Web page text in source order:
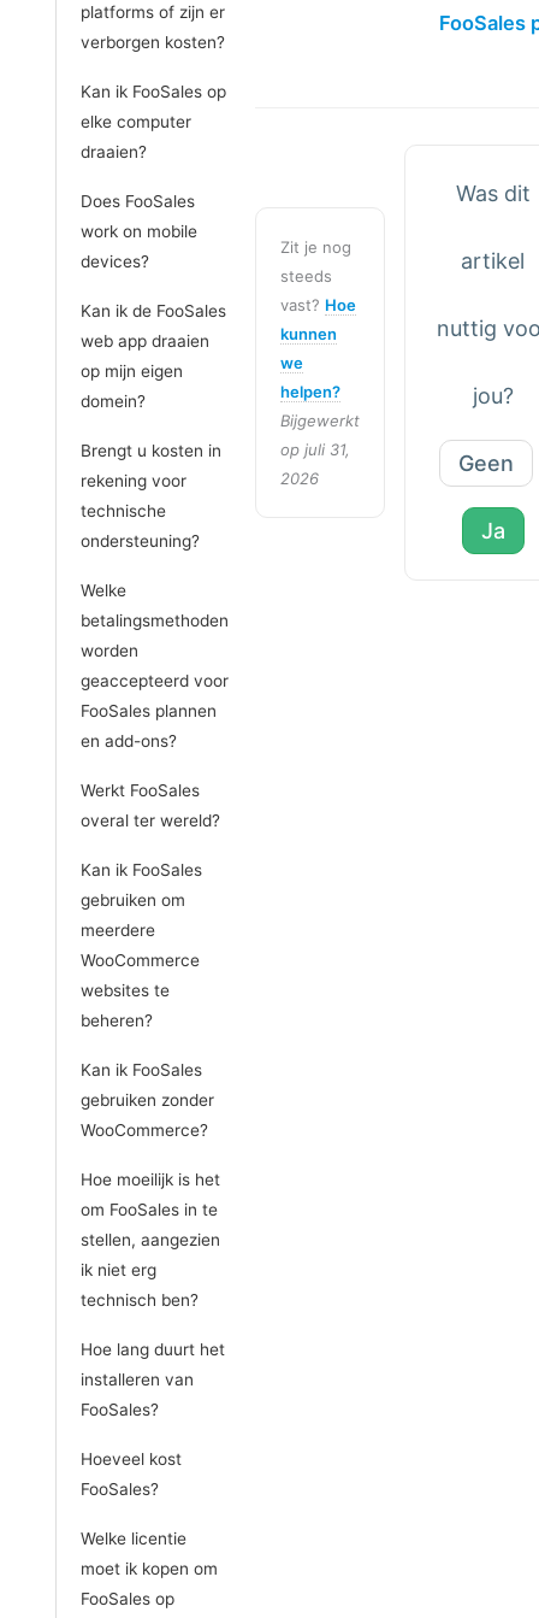
platforms of zijn er
verborgen kosten?
Kan ik FooSales op
elke computer
draaien?
Does FooSales
work on mobile
devices?
Kan ik de FooSales
web app draaien
op mijn eigen
domein?
Brengt u kosten in
rekening voor
technische
ondersteuning?
Welke
betalingsmethoden
worden
geaccepteerd voor
FooSales plannen
en add-ons?
Werkt FooSales
overal ter wereld?
Kan ik FooSales
gebruiken om
meerdere
WooCommerce
websites te
beheren?
Kan ik FooSales
gebruiken zonder
WooCommerce?
Hoe moeilijk is het
om FooSales in te
stellen, aangezien
ik niet erg
technisch ben?
Hoe lang duurt het
installeren van
FooSales?
Hoeveel kost
FooSales?
Welke licentie
moet ik kopen om
FooSales op
FooSales
Zit je nog
steeds
vast? Hoe
kunnen
we
helpen?
Bijgewerkt
op juli 31,
2026
Was dit
artikel
nuttig
jou?
Geen
Ja